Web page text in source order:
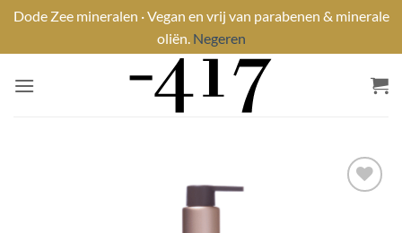
Dode Zee mineralen · Vegan en vrij van parabenen & minerale
oliën. Negeren
naar